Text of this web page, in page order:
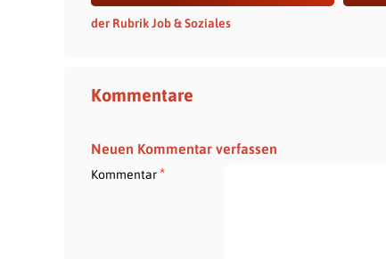
der Rubrik Job & Soziales
Kommentare
Neuen Kommentar verfassen
Kommentar*